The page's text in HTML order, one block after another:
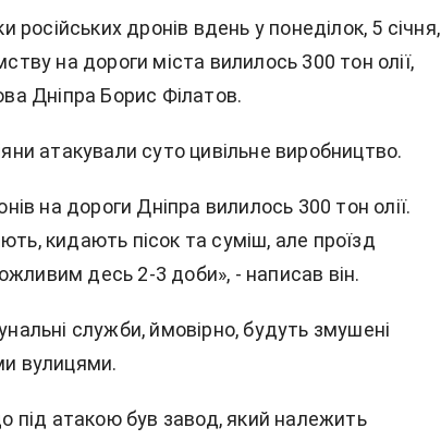
російських дронів вдень у понеділок, 5 січня,
на дороги міста вилилось 300 тон олії,
Дніпра Борис Філатов.
атакували суто цивільне виробництво.
на дороги Дніпра вилилось 300 тон олії.
кидають пісок та суміш, але проїзд
десь 2-3 доби», - написав він.
служби, ймовірно, будуть змушені
вулицями.
під атакою був завод, який належить